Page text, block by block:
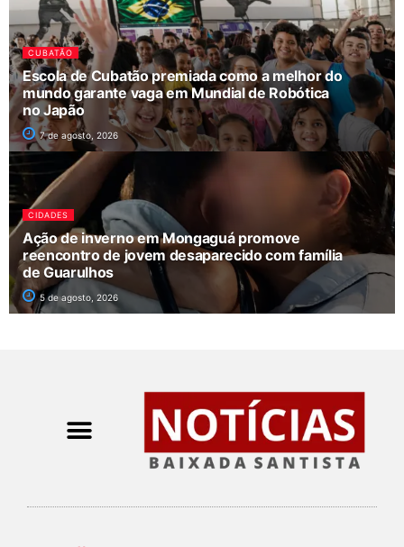
CUBATÃO
Escola de Cubatão premiada como a melhor do
mundo garante vaga em Mundial de Robótica
no Japão
7 de agosto, 2026
CIDADES
Ação de inverno em Mongaguá promove
reencontro de jovem desaparecido com família
de Guarulhos
5 de agosto, 2026